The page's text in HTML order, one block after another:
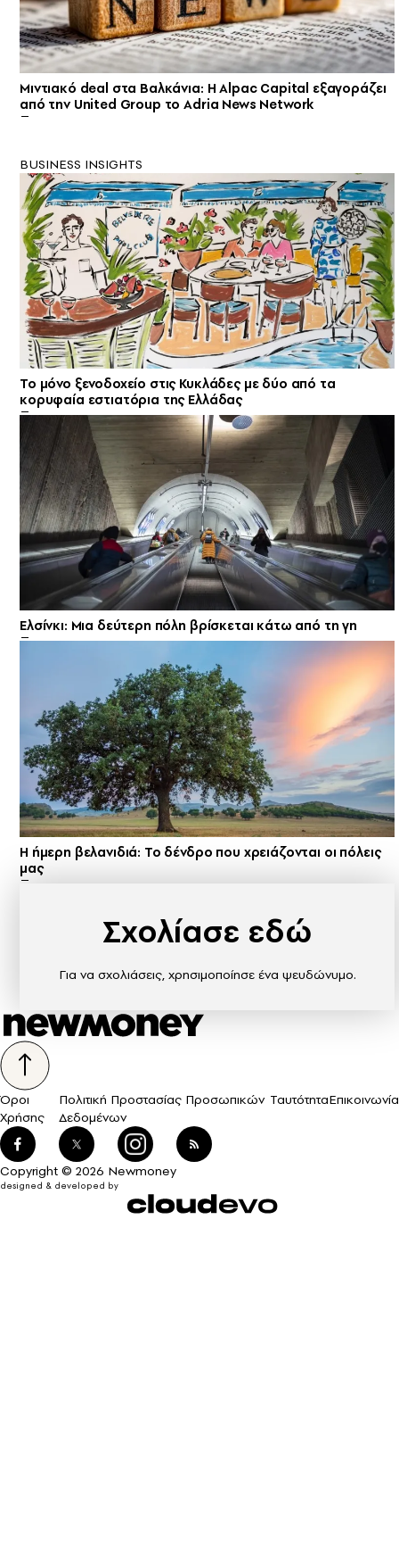
Μιντιακό deal στα Βαλκάνια: Η Alpac Capital εξαγοράζει
από την United Group το Adria News Network
BUSINESS INSIGHTS
Το μόνο ξενοδοχείο στις Κυκλάδες με δύο από τα
κορυφαία εστιατόρια της Ελλάδας
Ελσίνκι: Mια δεύτερη πόλη βρίσκεται κάτω από τη γη
Η ήμερη βελανιδιά: Το δένδρο που χρειάζονται οι πόλεις
μας
Σχολίασε εδώ
Για να σχολιάσεις, χρησιμοποίησε ένα ψευδώνυμο.
Όροι
Χρήσης
Πολιτική Προστασίας Προσωπικών
Δεδομένων
ΤαυτότηταΕπικοινωνία
Copyright © 2026 Newmoney
designed & developed by